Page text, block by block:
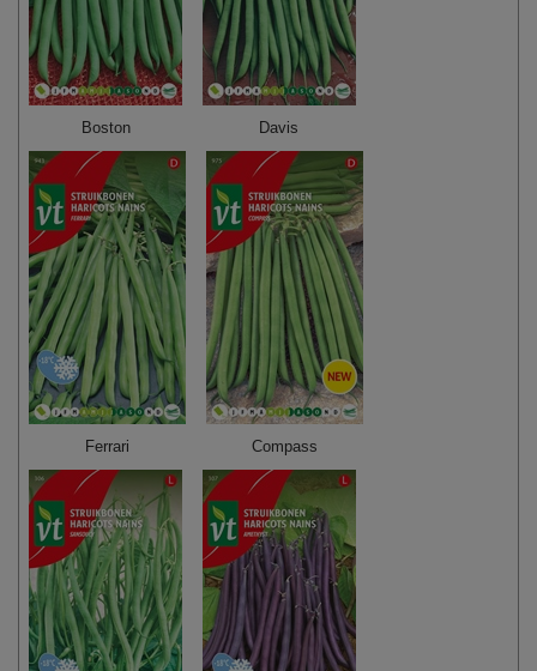
Boston Davis
Ferrari Compass